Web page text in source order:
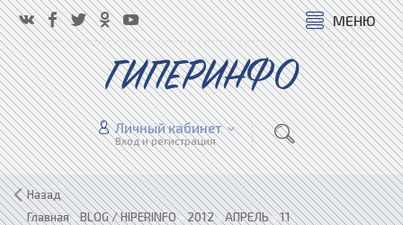
МЕНЮ
ГИПЕРИНФО
Личный кабинет
Вход и регистрация
Назад
Главная»BLOG / HIPERINFO»2012»АПРЕЛЬ»11